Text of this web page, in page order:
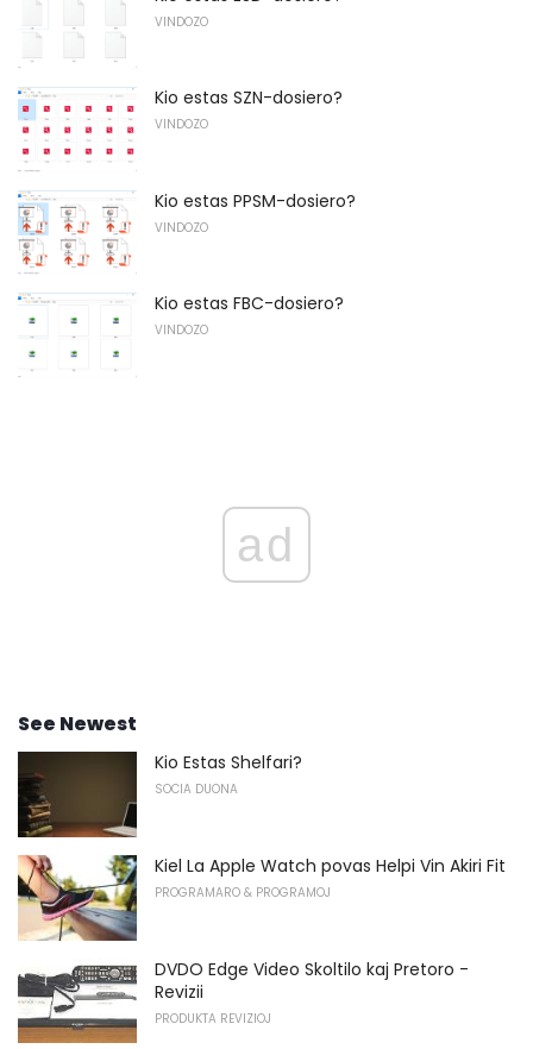
VINDOZO
Kio estas SZN-dosiero?
VINDOZO
Kio estas PPSM-dosiero?
VINDOZO
Kio estas FBC-dosiero?
VINDOZO
ad
See Newest
Kio Estas Shelfari?
SOCIA DUONA
Kiel La Apple Watch povas Helpi Vin Akiri Fit
PROGRAMARO & PROGRAMOJ
DVDO Edge Video Skoltilo kaj Pretoro -
Revizii
PRODUKTA REVIZIOJ